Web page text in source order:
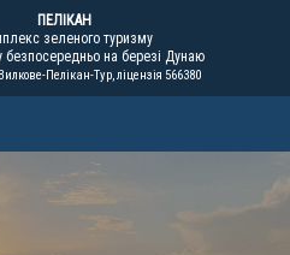
ПЕЛІКАН
зеленого туризму
безпосередньо на березі Дунаю
Пелікан-Тур, ліцензія 566380